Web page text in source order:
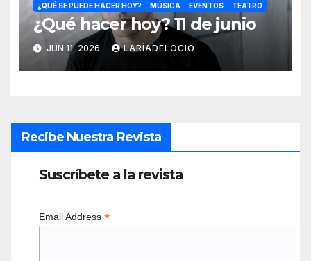
¿QUÉ SE PUEDE HACER HOY?
MÚSICA EVENTOS TEATRO
¿Qué hacer hoy? 11 de junio
JUN 11, 2026 LARÍADELOCIO
Recibe Nuestra Revista
Suscríbete a la revista
Email Address *